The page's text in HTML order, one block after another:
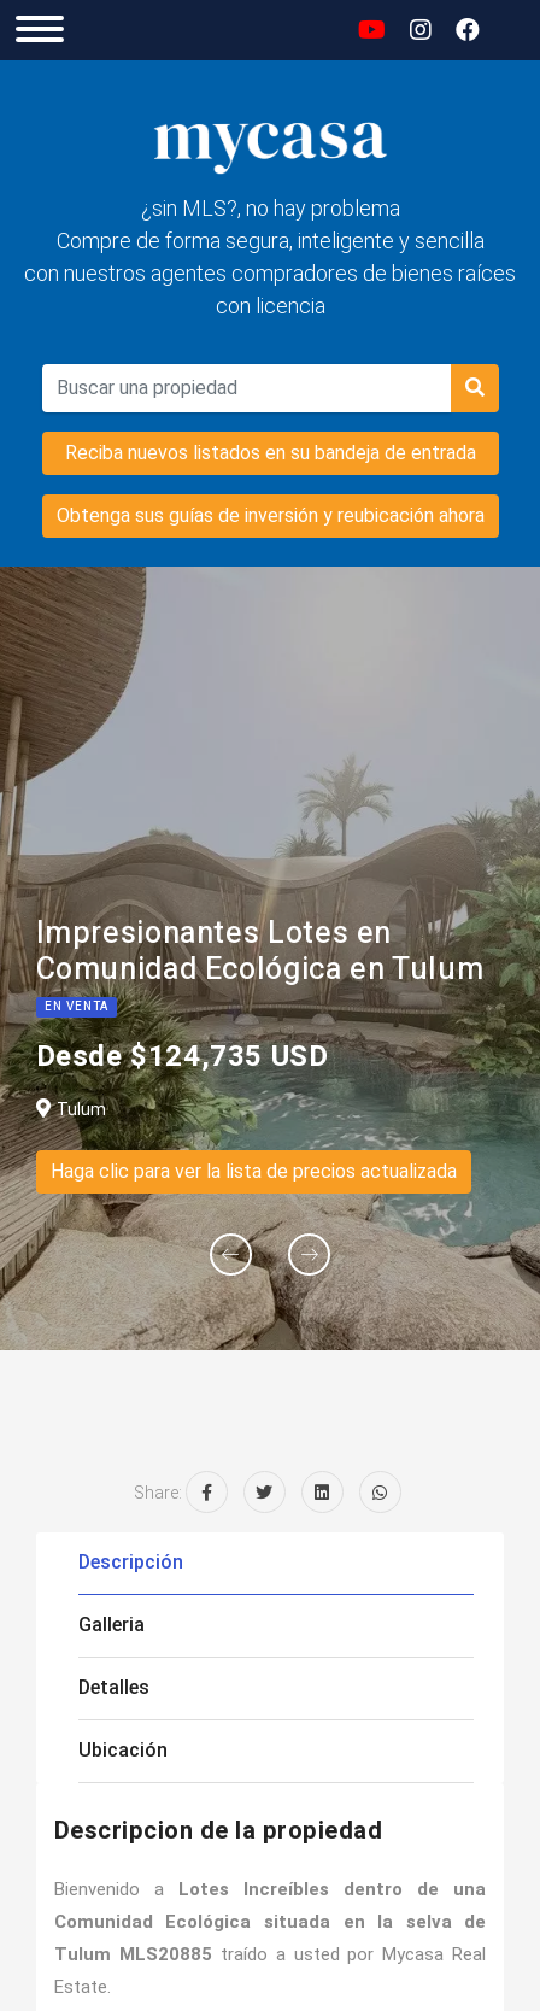
¿sin MLS?, no hay problema
Compre de forma segura, inteligente y sencilla
con nuestros agentes compradores de bienes raíces
con licencia
Reciba nuevos listados en su bandeja de entrada
Obtenga sus guías de inversión y reubicación ahora
Impresionantes Lotes en
Comunidad Ecológica en Tulum
EN VENTA
Desde $124,735 USD
Tulum
Haga clic para ver la lista de precios actualizada
Share:
Descripción
Galleria
Detalles
Ubicación
Descripcion de la propiedad
Bienvenido a Lotes Increíbles dentro de una
Comunidad Ecológica situada en la selva de
Tulum MLS20885 traído a usted por Mycasa Real
Estate.